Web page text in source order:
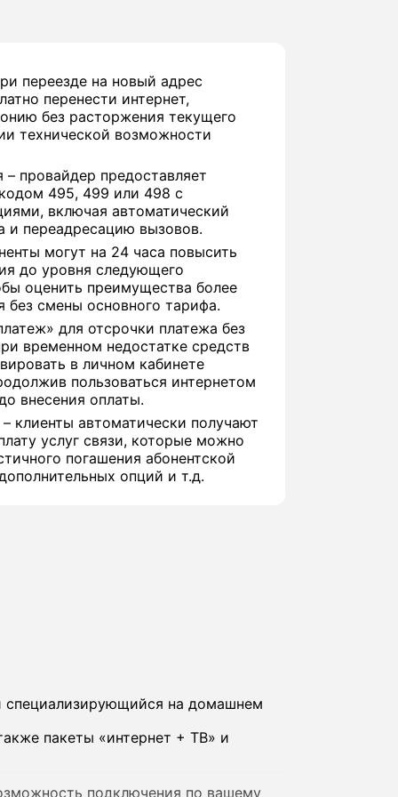
переезде на новый адрес
перенести интернет,
без расторжения текущего
технической возможности
провайдер предоставляет
495, 499 или 498 с
включая автоматический
и переадресацию вызовов.
могут на 24 часа повысить
до уровня следующего
оценить преимущества более
без смены основного тарифа.
для отсрочки платежа без
временном недостатке средств
в личном кабинете
пользоваться интернетом
внесения оплаты.
клиенты автоматически получают
услуг связи, которые можно
погашения абонентской
опций и т.д.
специализирующийся на домашнем
пакеты «интернет + ТВ» и
подключения по вашему